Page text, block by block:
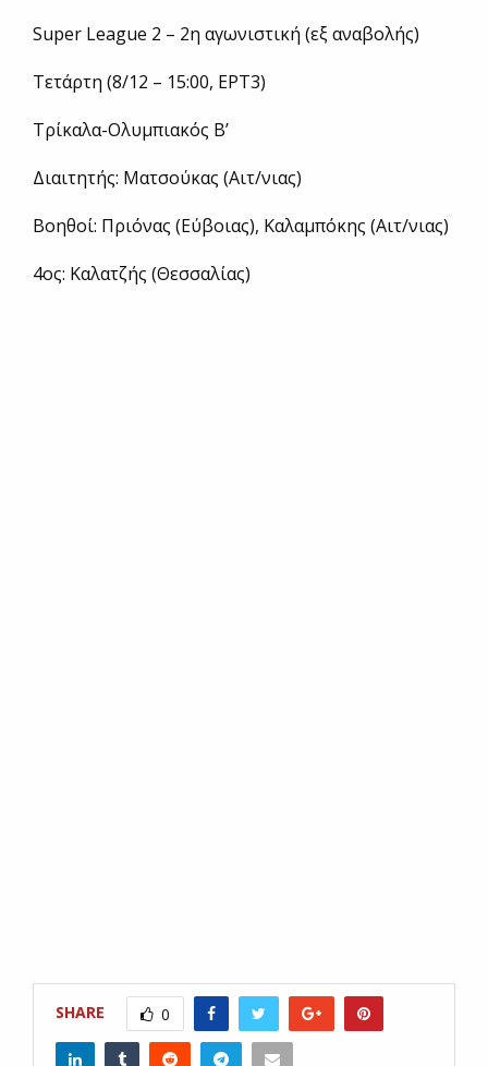
Super League 2 – 2η αγωνιστική (εξ αναβολής)
Τετάρτη (8/12 – 15:00, ΕΡΤ3)
Τρίκαλα-Ολυμπιακός Β’
Διαιτητής: Ματσούκας (Αιτ/νιας)
Βοηθοί: Πριόνας (Εύβοιας), Καλαμπόκης (Αιτ/νιας)
4ος: Καλατζής (Θεσσαλίας)
SHARE 0